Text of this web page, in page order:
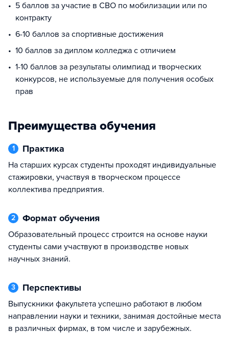
5 баллов за участие в СВО по мобилизации или по
контракту
6-10 баллов за спортивные достижения
10 баллов за диплом колледжа с отличием
1-10 баллов за результаты олимпиад и творческих
конкурсов, не используемые для получения особых
прав
Преимущества обучения
1 Практика
На старших курсах студенты проходят индивидуальные
стажировки, участвуя в творческом процессе
коллектива предприятия.
2 Формат обучения
Образовательный процесс строится на основе науки
студенты сами участвуют в производстве новых
научных знаний.
3 Перспективы
Выпускники факультета успешно работают в любом
направлении науки и техники, занимая достойные места
в различных фирмах, в том числе и зарубежных.